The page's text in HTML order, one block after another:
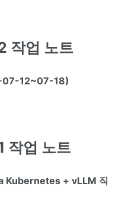
작업 노트
12~07-18)
업 노트
Kubernetes + vLLM 직